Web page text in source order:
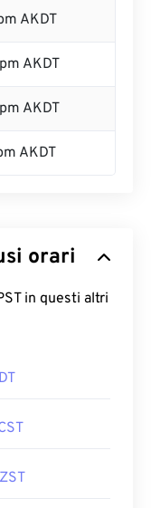
AKDT
AKDT
AKDT
AKDT
orari
in questi altri